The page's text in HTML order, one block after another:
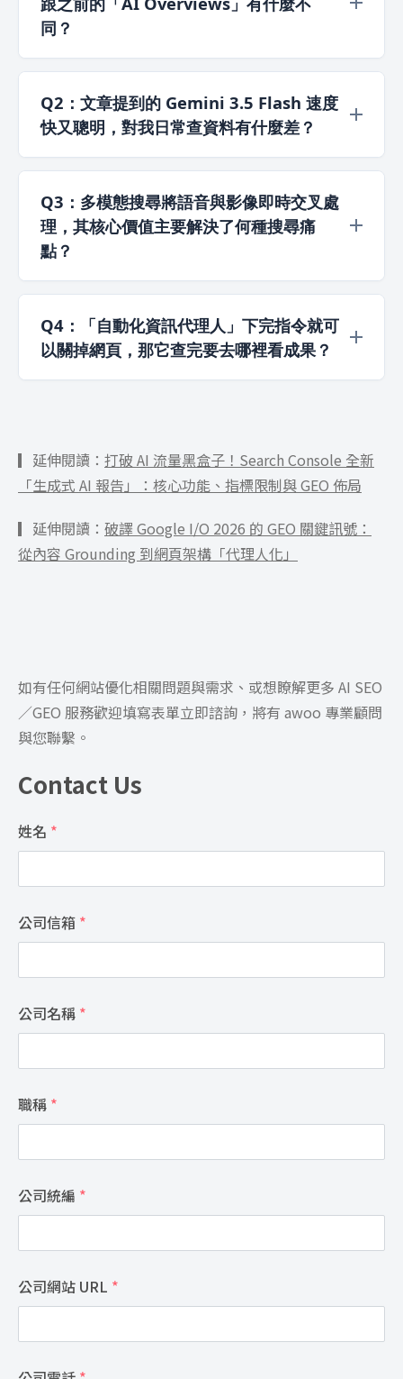
同？
過去的 AI 總覽屬於單次性、靜態的資訊摘要，若
要追問必須手動跳轉至獨立聊天室，且容易遺失上
下文。2026 年新版架構將兩者底層深度整合，開
啟了「情境式連續對話」機制。使用者在閱讀摘要
後可直接在原地輸入指令追問，初始的複雜邏輯與
閱讀脈絡將獲得 100% 完整保留，提供毫無斷點的
互動流程。
Q2：文章提到的 Gemini 3.5 Flash 速度
快又聰明，對我日常查資料有什麼差？
這代表你在處理複雜、海量的搜尋任務時，不需要
在「運算速度」與「答案品質」之間做出妥協。它
能自動判斷指令的困難度並自適應切換大腦運算，
讓你無論是問日常天氣，還是丟一整本合約叫它做
深層推理，都能同時享有極致的速度與頂尖的智慧
表現。
Q3：多模態搜尋將語音與影像即時交叉處
理，其核心價值主要解決了何種搜尋痛
點？
它徹底解決了「使用者無法用傳統文字精準描述視
覺資訊」的痛點。現在不分手機或電腦，使用者無
需再費心構思關鍵字，只需直接拍下眼前實物，或
在螢幕上框選複雜的數據圖表與設計原型，並同步
Q4：「自動化資訊代理人」下完指令就可
以關掉網頁，那它查完要去哪裡看成果？
Google App 進入專屬的控制面板查看結構化簡
報；系統也會依據設定，將最新進展與事實摘要主
Android 用戶，更能直接透過系統底層整合的
Gemini 助理通知即時掌握快訊。
▎ 延伸閱讀： 打破 AI 流量黑盒子！Search Console 全新
「生成式 AI 報告」：核心功能、指標限制與 GEO 佈局
▎延伸閱讀： 破譯 Google I/O 2026 的 GEO 關鍵訊號：
從內容 Grounding 到網頁架構「代理人化」
如有任何網站優化相關問題與需求、或想瞭解更多 AI SEO
／GEO 服務歡迎填寫表單立即諮詢，將有 awoo 專業顧問
與您聯繫。
Contact Us
姓名 *
公司信箱 *
公司名稱 *
職稱 *
公司統編 *
公司網站 URL *